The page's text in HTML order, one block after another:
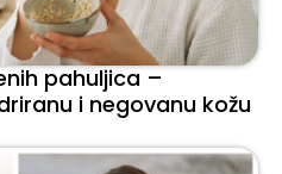
pahuljica –
i negovanu kožu